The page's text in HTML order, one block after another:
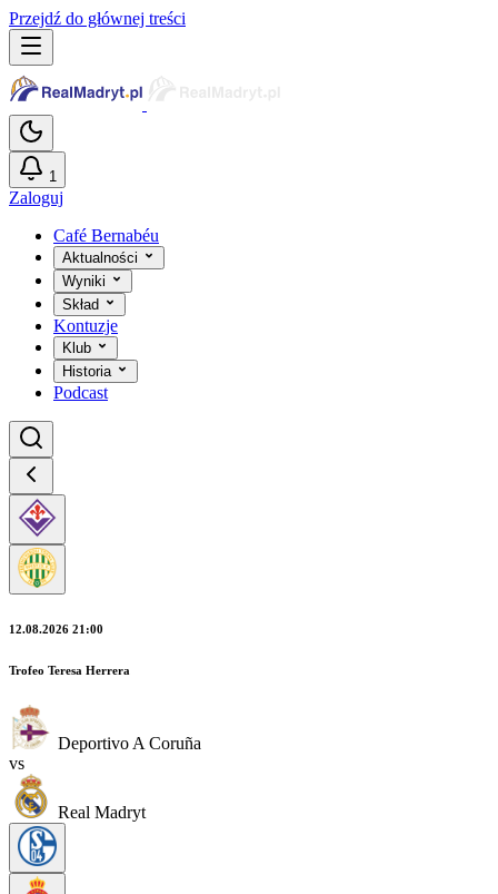
Przejdź do głównej treści
1
Zaloguj
Café Bernabéu
Aktualności
Wyniki
Skład
Kontuzje
Klub
Historia
Podcast
12.08.2026 21:00
Trofeo Teresa Herrera
Deportivo A Coruña
vs
Real Madryt